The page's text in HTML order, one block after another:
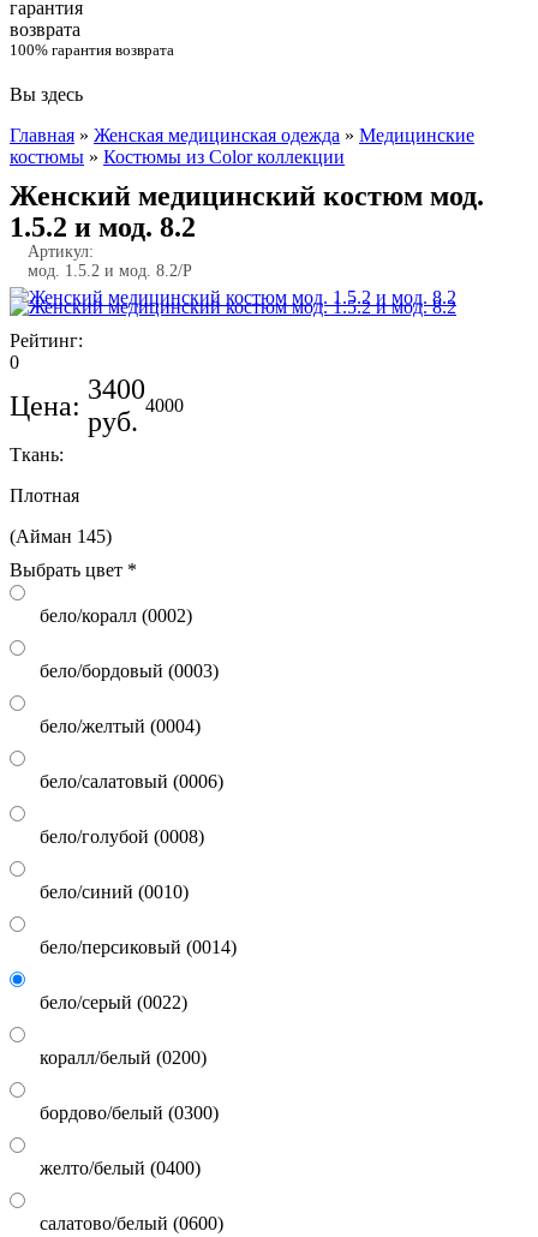
100% гарантия возврата
Вы здесь
Главная » Женская медицинская одежда » Медицинские
костюмы » Костюмы из Color коллекции
Женский медицинский костюм мод.
1.5.2 и мод. 8.2
Артикул:
мод. 1.5.2 и мод. 8.2/P
Рейтинг:
0
Цена:
3400
руб.
4000
Ткань:
Плотная
(Айман 145)
бело/коралл (0002)
бело/бордовый (0003)
бело/желтый (0004)
бело/салатовый (0006)
бело/голубой (0008)
бело/синий (0010)
бело/персиковый (0014)
бело/серый (0022)
коралл/белый (0200)
бордово/белый (0300)
желто/белый (0400)
салатово/белый (0600)